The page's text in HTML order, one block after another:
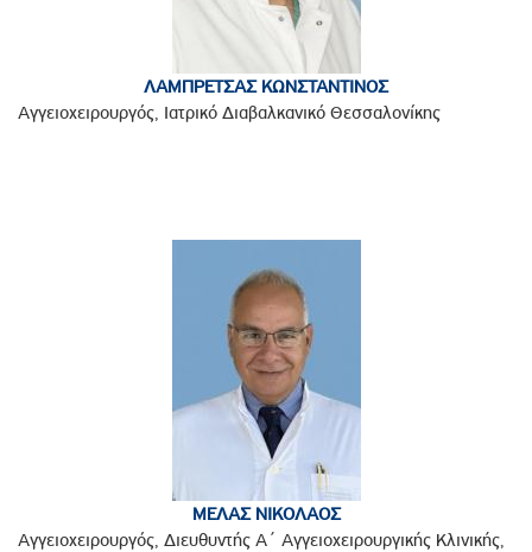
ΛΑΜΠΡΕΤΣΑΣ ΚΩΝΣΤΑΝΤΙΝΟΣ
Αγγειοχειρουργός, Ιατρικό Διαβαλκανικό Θεσσαλονίκης
ΜΕΛΑΣ ΝΙΚΟΛΑΟΣ
Αγγειοχειρουργός, Διευθυντής Α΄ Αγγειοχειρουργικής Κλινικής,